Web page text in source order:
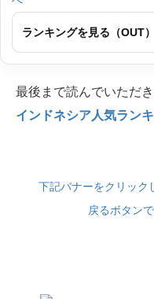
ランキングを見る（OUT）
最後まで読んでいただ
インドネシア人気ラン
下記バナーをクリック
戻るボタン